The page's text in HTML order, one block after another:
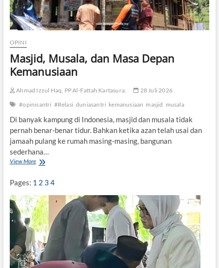
OPINI
Masjid, Musala, dan Masa Depan
Kemanusiaan
Ahmad Izzul Haq, PP Al-Fattah Kartasura.
28 Juli 2026
#opinisantri #Relasi duniasantri kemanusiaan masjid musala
Di banyak kampung di Indonesia, masjid dan musala tidak
pernah benar-benar tidur. Bahkan ketika azan telah usai dan
jamaah pulang ke rumah masing-masing, bangunan
sederhana…
View MoreM
j
i
d
,
M
u
s
a
l
Pages: 1 2 3 4